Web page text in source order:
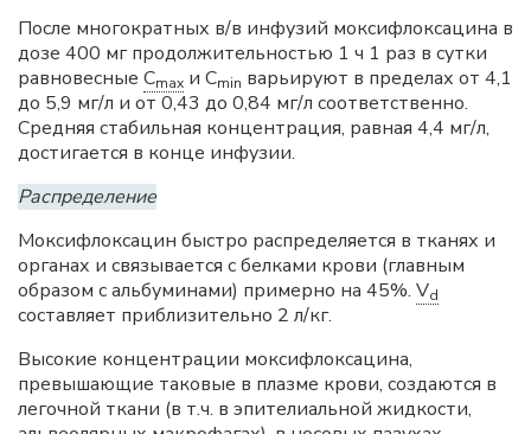
После многократных в/в инфузий моксифлоксацина в
дозе 400 мг продолжительностью 1 ч 1 раз в сутки
равновесные Cmax и Cmin варьируют в пределах от 4,1
до 5,9 мг/л и от 0,43 до 0,84 мг/л соответственно.
Средняя стабильная концентрация, равная 4,4 мг/л,
достигается в конце инфузии.
Распределение
Моксифлоксацин быстро распределяется в тканях и
органах и связывается с белками крови (главным
образом с альбуминами) примерно на 45%. Vd
составляет приблизительно 2 л/кг.
Высокие концентрации моксифлоксацина,
превышающие таковые в плазме крови, создаются в
легочной ткани (в т.ч. в эпителиальной жидкости,